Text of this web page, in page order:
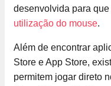
desenvolvida para
utilização do mouse.
Além de encontrar
Store e App Store,
permitem jogar direto